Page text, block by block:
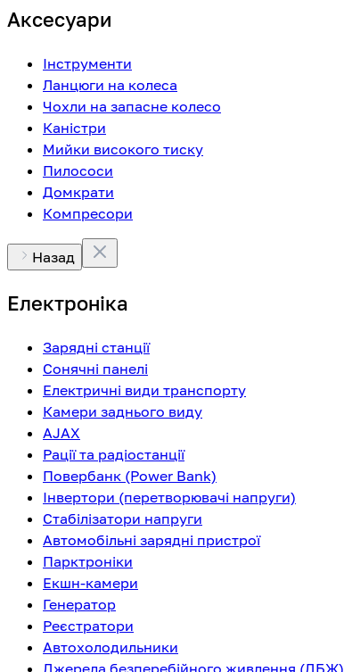
Аксесуари
Інструменти
Ланцюги на колеса
Чохли на запасне колесо
Каністри
Мийки високого тиску
Пилососи
Домкрати
Компресори
Назад
Електроніка
Зарядні станції
Сонячні панелі
Електричні види транспорту
Камери заднього виду
AJAX
Рації та радіостанції
Повербанк (Power Bank)
Інвертори (перетворювачі напруги)
Стабілізатори напруги
Автомобільні зарядні пристрої
Парктроніки
Екшн-камери
Генератор
Реєстратори
Автохолодильники
Джерела безперебійного живлення (ДБЖ)